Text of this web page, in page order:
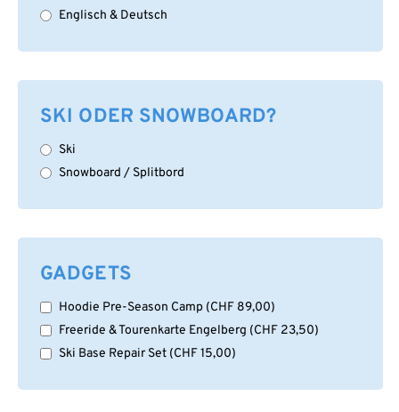
Englisch & Deutsch
SKI ODER SNOWBOARD?
Ski
Snowboard / Splitbord
GADGETS
Hoodie Pre-Season Camp (CHF 89,00)
Freeride & Tourenkarte Engelberg (CHF 23,50)
Ski Base Repair Set (CHF15,00)